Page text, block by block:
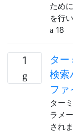
ため
を行
18
1
ター
検索
ファ
ター
ラメ
され